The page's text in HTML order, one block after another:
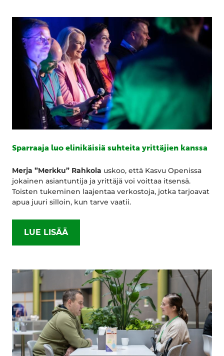
Sparraaja luo elinikäisiä suhteita yrittäjien kanssa
Merja ”Merkku” Rahkola uskoo, että Kasvu Openissa
jokainen asiantuntija ja yrittäjä voi voittaa itsensä.
Toisten tukeminen laajentaa verkostoja, jotka tarjoavat
apua juuri silloin, kun tarve vaatii.
LUE LISÄÄ